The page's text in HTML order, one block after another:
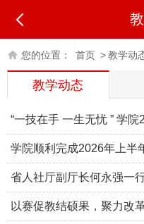
您的位置： 首页 >教学动
教学动态
“一技在手 一生无忧 ” 学
纪实
学院顺利完成2026年上半
省人社厅副厅长何永强一
届全省职业技能大赛筹备
以赛促教结硕果，聚力改